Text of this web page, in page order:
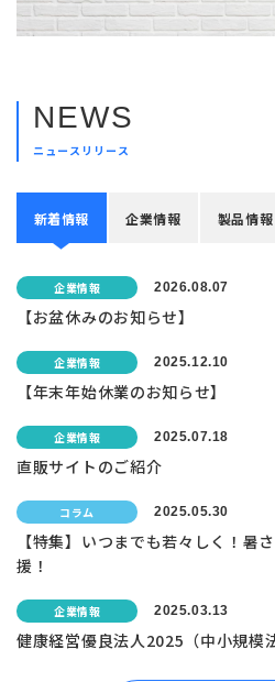
NEWS
ニュースリリース
新着情報 企業情報 製品情報
企業情報 2026.08.07
【お盆休みのお知らせ】
企業情報 2025.12.10
【年末年始休業のお知らせ】
企業情報 2025.07.18
直販サイトのご紹介
コラム 2025.05.30
【特集】いつまでも若々しく！暑
援！
企業情報 2025.03.13
健康経営優良法人2025（中小規模